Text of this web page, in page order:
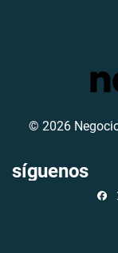
© 2026
síguenos